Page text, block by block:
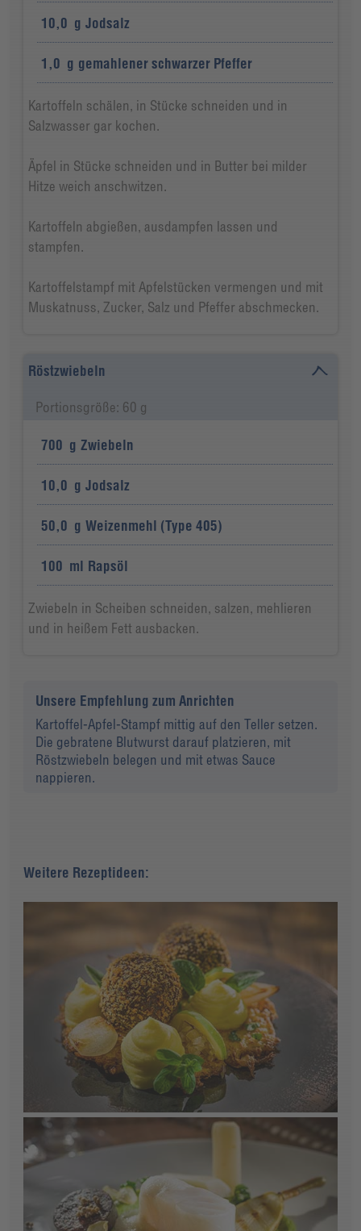
10,0 g Jodsalz
1,0 g gemahlener schwarzer Pfeffer
Kartoffeln schälen, in Stücke schneiden und in
Salzwasser gar kochen.
Äpfel in Stücke schneiden und in Butter bei milder
Hitze weich anschwitzen.
Kartoffeln abgießen, ausdampfen lassen und
stampfen.
Kartoffelstampf mit Apfelstücken vermengen und mit
Muskatnuss, Zucker, Salz und Pfeffer abschmecken.
Röstzwiebeln
Portionsgröße: 60 g
700 g Zwiebeln
10,0 g Jodsalz
50,0 g Weizenmehl (Type 405)
100 ml Rapsöl
Zwiebeln in Scheiben schneiden, salzen, mehlieren
und in heißem Fett ausbacken.
Unsere Empfehlung zum Anrichten
Kartoffel-Apfel-Stampf mittig auf den Teller setzen.
Die gebratene Blutwurst darauf platzieren, mit
Röstzwiebeln belegen und mit etwas Sauce
nappieren.
Weitere Rezeptideen: